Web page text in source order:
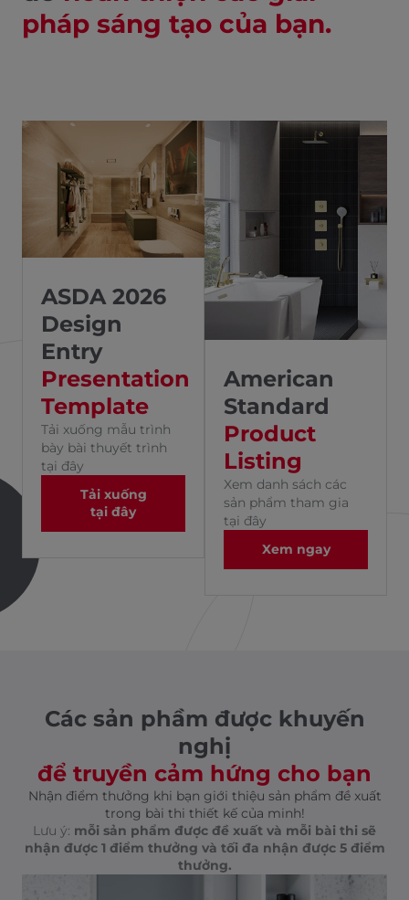
pháp sáng tạo của bạn.
ASDA 2026
Design
Entry
Presentation
Template
Tải xuống mẫu trình
bày bài thuyết trình
tại đây
Tải xuống
tại đây
American
Standard
Product
Listing
Xem danh sách các
sản phẩm tham gia
tại đây
Xem ngay
Các sản phầm được khuyến
nghị
để truyền cảm hứng cho bạn
Nhận điểm thưởng khi bạn giới thiệu sản phẩm đề xuất
trong bài thi thiết kế của minh!
Lưu ý: mỗi sản phẩm được đề xuất và mỗi bài thi sẽ
nhận được 1 điểm thưởng và tối đa nhận được 5 điểm
thưởng.